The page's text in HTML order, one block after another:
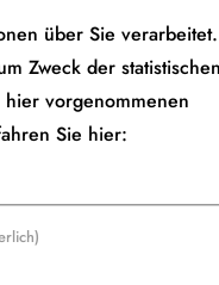
über Sie
Zweck der
vorgenommenen
Sie hier: